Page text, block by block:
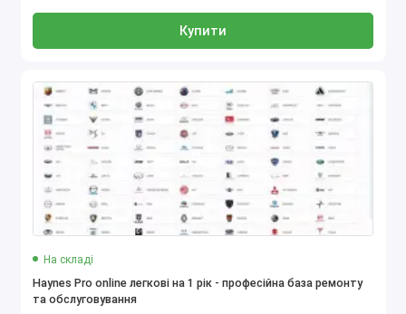
Купити
На складі
Haynes Pro online легкові на 1 рік - професійна база ремонту
та обслуговування